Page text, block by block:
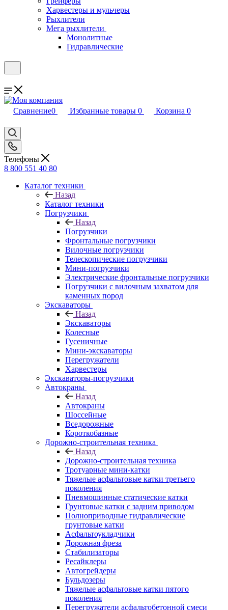
Харвестеры и мульчеры
Рыхлители
Мега рыхлители
Монолитные
Гидравлические
Сравнение0 Избранные товары 0 Корзина 0
Телефоны
8 800 551 40 80
Каталог техники
Назад
Каталог техники
Погрузчики
Назад
Погрузчики
Фронтальные погрузчики
Вилочные погрузчики
Телескопические погрузчики
Мини-погрузчики
Электрические фронтальные погрузчики
Погрузчики с вилочным захватом для
каменных пород
Экскаваторы
Назад
Экскаваторы
Колесные
Гусеничные
Мини-экскаваторы
Перегружатели
Харвестеры
Экскаваторы-погрузчики
Автокраны
Назад
Автокраны
Шоссейные
Вседорожные
Короткобазные
Дорожно-строительная техника
Назад
Дорожно-строительная техника
Тротуарные мини-катки
Тяжелые асфальтовые катки третьего
поколения
Пневмошинные статические катки
Грунтовые катки с задним приводом
Полноприводные гидравлические
грунтовые катки
Асфальтоукладчики
Дорожная фреза
Стабилизаторы
Ресайклеры
Автогрейдеры
Бульдозеры
Тяжелые асфальтовые катки пятого
поколения
Перегружатели асфальтобетонной смеси